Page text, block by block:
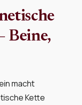
Beine,
macht
Kette